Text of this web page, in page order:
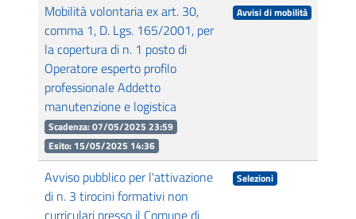
Mobilità volontaria ex art. 30,
comma 1, D. Lgs. 165/2001, per
la copertura di n. 1 posto di
Operatore esperto profilo
professionale Addetto
manutenzione e logistica
Scadenza: 07/05/2025 23:59
Esito: 15/05/2025 14:36
Avvisi di mobilità
Avviso pubblico per l'attivazione
di n. 3 tirocini formativi non
curriculari presso il Comune di
Selezioni